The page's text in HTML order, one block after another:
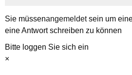
Sie müssenangemeldetsein um
eine Antwort schreiben zu können
Bitte loggen Sie sich ein
×